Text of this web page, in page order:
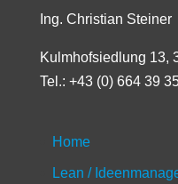
Ing. Christian Steiner
Kulmhofsiedlung 13,
Tel.: +43 (0) 664 39
Home
Lean /